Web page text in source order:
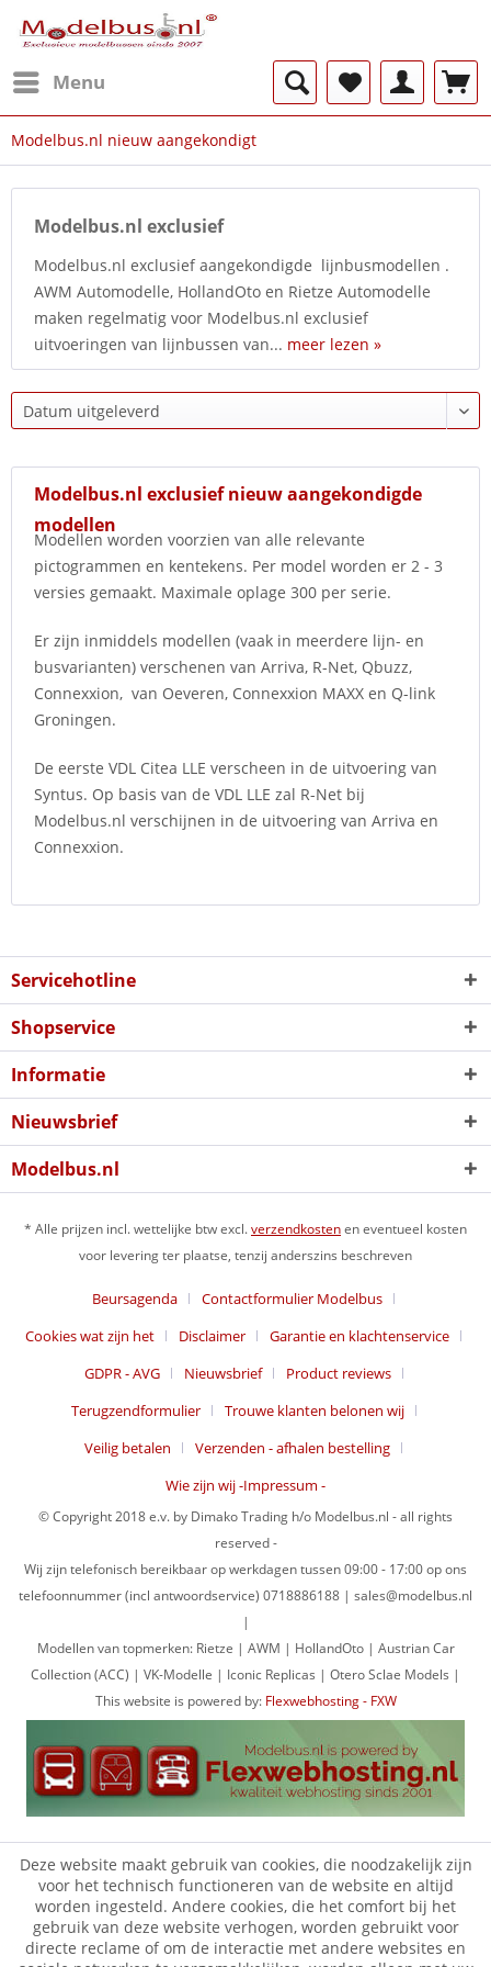
Menu
Modelbus.nl nieuw aangekondigt
Modelbus.nl exclusief
Modelbus.nl exclusief aangekondigde lijnbusmodellen .
AWM Automodelle, HollandOto en Rietze Automodelle
maken regelmatig voor Modelbus.nl exclusief
uitvoeringen van lijnbussen van... meer lezen »
Modelbus.nl exclusief nieuw aangekondigde
modellen
Modellen worden voorzien van alle relevante
pictogrammen en kentekens. Per model worden er 2 - 3
versies gemaakt. Maximale oplage 300 per serie.
Er zijn inmiddels modellen (vaak in meerdere lijn- en
busvarianten) verschenen van Arriva, R-Net, Qbuzz,
Connexxion, van Oeveren, Connexxion MAXX en Q-link
Groningen.
De eerste VDL Citea LLE verscheen in de uitvoering van
Syntus. Op basis van de VDL LLE zal R-Net bij
Modelbus.nl verschijnen in de uitvoering van Arriva en
Connexxion.
Servicehotline
Shopservice
Informatie
Nieuwsbrief
Modelbus.nl
* Alle prijzen incl. wettelijke btw excl.verzendkostenen eventueel kosten
voor levering ter plaatse, tenzij anderszins beschreven
Beursagenda
Contactformulier Modelbus
Cookies wat zijn het
Disclaimer
Garantie en klachtenservice
GDPR - AVG
Nieuwsbrief
Product reviews
Terugzendformulier
Trouwe klanten belonen wij
Veilig betalen
Verzenden - afhalen bestelling
Wie zijn wij -Impressum -
© Copyright 2018 e.v. by Dimako Trading h/o Modelbus.nl - all rights
reserved -
Wij zijn telefonisch bereikbaar op werkdagen tussen 09:00 - 17:00 op ons
telefoonnummer (incl antwoordservice) 0718886188 | sales@modelbus.nl
|
Modellen van topmerken: Rietze | AWM | HollandOto | Austrian Car
Collection (ACC) | VK-Modelle | Iconic Replicas | Otero Sclae Models |
This website is powered by: Flexwebhosting - FXW
Deze website maakt gebruik van cookies, die noodzakelijk zijn
voor het technisch functioneren van de website en altijd
worden ingesteld. Andere cookies, die het comfort bij het
gebruik van deze website verhogen, worden gebruikt voor
directe reclame of om de interactie met andere websites en